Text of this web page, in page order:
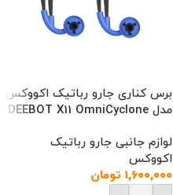
برس کناری جارو رباتیک اکووکس
مدل DEEBOT X11 OmniCyclone
لوازم جانبی جارو رباتیک
اکووکس
۱,۶۰۰,۰۰۰ تومان